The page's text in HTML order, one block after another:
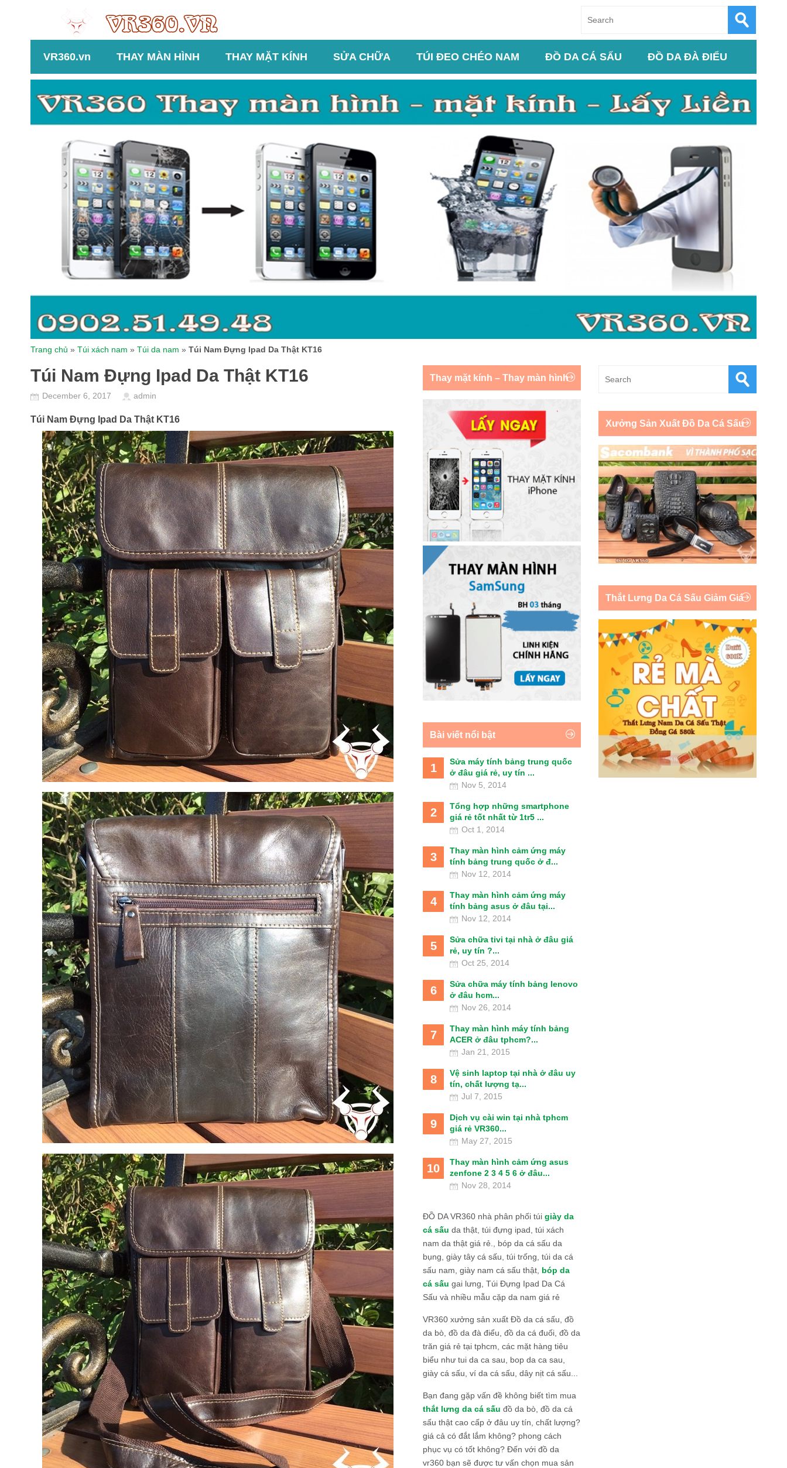
VR360.vn THAY MÀN HÌNH THAY MẶT KÍNH SỬA CHỮA TÚI ĐEO CHÉO NAM ĐỒ DA CÁ SẤU ĐỒ DA ĐÀ ĐIỂU
Trang chủ » Túi xách nam » Túi da nam » Túi Nam Đựng Ipad Da Thật KT16
Túi Nam Đựng Ipad Da Thật KT16
December 6, 2017 admin
Túi Nam Đựng Ipad Da Thật KT16
Thay mặt kính – Thay màn hình
Bài viết nổi bật
1
Sửa máy tính bảng trung quốc
ở đâu giá rẻ, uy tín ...
Nov 5, 2014
2
Tổng hợp những smartphone
giá rẻ tốt nhất từ 1tr5 ...
Oct 1, 2014
3
Thay màn hình cảm ứng máy
tính bảng trung quốc ở đ...
Nov 12, 2014
4
Thay màn hình cảm ứng máy
tính bảng asus ở đâu tại...
Nov 12, 2014
5
Sửa chữa tivi tại nhà ở đâu giá
rẻ, uy tín ?...
Oct 25, 2014
6
Sửa chữa máy tính bảng lenovo
ở đâu hcm...
Nov 26, 2014
7
Thay màn hình máy tính bảng
ACER ở đâu tphcm?...
Jan 21, 2015
8
Vệ sinh laptop tại nhà ở đâu uy
tín, chất lượng tạ...
Jul 7, 2015
9
Dịch vụ cài win tại nhà tphcm
giá rẻ VR360...
May 27, 2015
10
Thay màn hình cảm ứng asus
zenfone 2 3 4 5 6 ở đâu...
Nov 28, 2014
ĐỒ DA VR360 nhà phân phối túi giày da
cá sấu da thật, túi đựng ipad, túi xách
nam da thật giá rẻ., bóp da cá sấu da
bụng, giày tây cá sấu, túi trống, túi da cá
sấu nam, giày nam cá sấu thật, bóp da
cá sấu gai lưng, Túi Đựng Ipad Da Cá
Sấu và nhiều mẫu cặp da nam giá rẻ
VR360 xưởng sản xuất Đồ da cá sấu, đồ
da bò, đồ da đà điểu, đồ da cá đuối, đồ da
trăn giá rẻ tại tphcm, các mặt hàng tiêu
biểu như tui da ca sau, bop da ca sau,
giày cá sấu, ví da cá sấu, dây nịt cá sấu...
Bạn đang gặp vấn đề không biết tìm mua
thắt lưng da cá sấu đồ da bò, đồ da cá
sấu thật cao cấp ở đâu uy tín, chất lượng?
giá cả có đắt lắm không? phong cách
phục vụ có tốt không? Đến với đồ da
vr360 bạn sẽ được tư vấn chọn mua sản
Xưởng Sản Xuất Đồ Da Cá Sấu
Thắt Lưng Da Cá Sấu Giảm Giá